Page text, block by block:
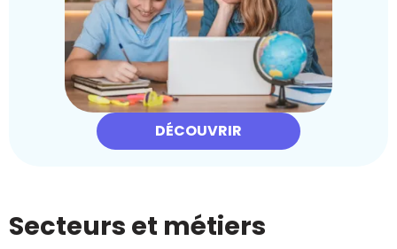
DÉCOUVRIR
Secteurs et métiers